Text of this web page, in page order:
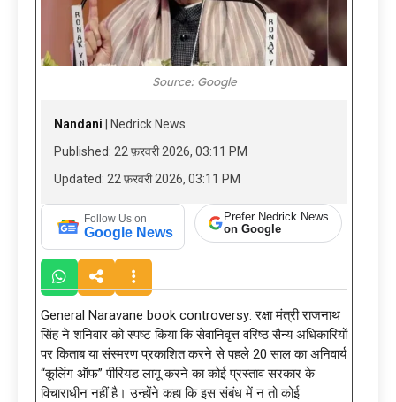
Source: Google
Nandani | Nedrick News
Published: 22 फ़रवरी 2026, 03:11 PM
Updated: 22 फ़रवरी 2026, 03:11 PM
Follow Us on
Google News
Prefer Nedrick News
on Google
General Naravane book controversy: रक्षा मंत्री राजनाथ
सिंह ने शनिवार को स्पष्ट किया कि सेवानिवृत्त वरिष्ठ सैन्य अधिकारियों
पर किताब या संस्मरण प्रकाशित करने से पहले 20 साल का अनिवार्य
“कूलिंग ऑफ” पीरियड लागू करने का कोई प्रस्ताव सरकार के
विचाराधीन नहीं है। उन्होंने कहा कि इस संबंध में न तो कोई